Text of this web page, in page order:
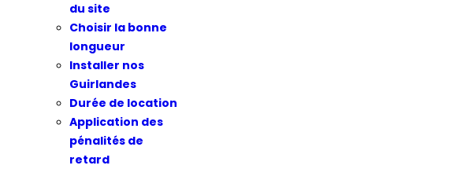
du site
Choisir la bonne
longueur
Installer nos
Guirlandes
Durée de location
Application des
pénalités de
retard